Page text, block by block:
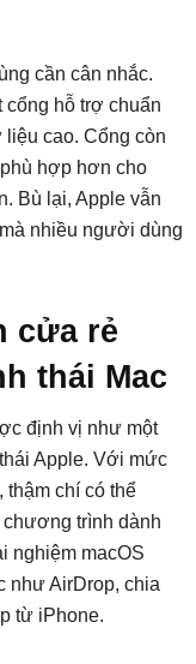
cần cân nhắc.
cổng hỗ trợ chuẩn
liệu cao. Cổng còn
hợp hơn cho
Bù lại, Apple vẫn
nhiều người dùng
cửa rẻ
thái Mac
định vị như một
Apple. Với mức
thậm chí có thể
chương trình dành
nghiệm macOS
như AirDrop, chia
từ iPhone.